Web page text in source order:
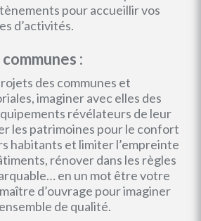
pour accueillir vos
d’activités.
:
des communes et
imaginer avec elles des
révélateurs de leur
les patrimoines pour le confort
habitants et limiter l’empreinte
rénover dans les règles
en un mot être votre
d’ouvrage pour imaginer
de qualité.